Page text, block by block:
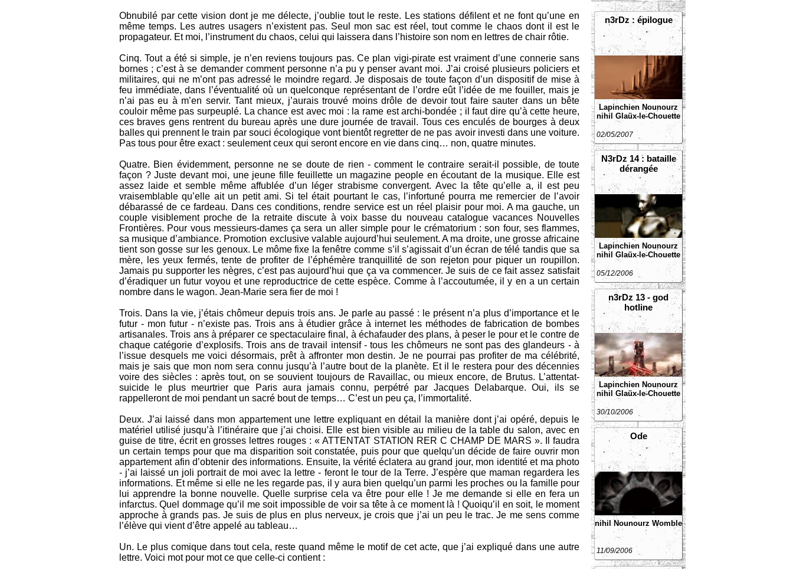
n3rDz : épilogue
Lapinchien Nounourz
nihil Glaüx-le-Chouette
02/05/2007
N3rDz 14 : bataille
dérangée
Lapinchien Nounourz
nihil Glaüx-le-Chouette
05/12/2006
n3rDz 13 - god
hotline
Lapinchien Nounourz
nihil Glaüx-le-Chouette
30/10/2006
Ode
nihil Nounourz Womble
11/09/2006
Obnubilé par cette vision dont je me délecte, j’oublie tout le reste. Les stations défilent et ne font qu’une en
même temps. Les autres usagers n’existent pas. Seul mon sac est réel, tout comme le chaos dont il est le
propagateur. Et moi, l’instrument du chaos, celui qui laissera dans l’histoire son nom en lettres de chair rôtie.
Cinq. Tout a été si simple, je n’en reviens toujours pas. Ce plan vigi-pirate est vraiment d’une connerie sans
bornes ; c’est à se demander comment personne n’a pu y penser avant moi. J’ai croisé plusieurs policiers et
militaires, qui ne m’ont pas adressé le moindre regard. Je disposais de toute façon d’un dispositif de mise à
feu immédiate, dans l’éventualité où un quelconque représentant de l’ordre eût l’idée de me fouiller, mais je
n’ai pas eu à m’en servir. Tant mieux, j’aurais trouvé moins drôle de devoir tout faire sauter dans un bête
couloir même pas surpeuplé. La chance est avec moi : la rame est archi-bondée ; il faut dire qu’à cette heure,
ces braves gens rentrent du bureau après une dure journée de travail. Tous ces enculés de bourges à deux
balles qui prennent le train par souci écologique vont bientôt regretter de ne pas avoir investi dans une voiture.
Pas tous pour être exact : seulement ceux qui seront encore en vie dans cinq… non, quatre minutes.
Quatre. Bien évidemment, personne ne se doute de rien - comment le contraire serait-il possible, de toute
façon ? Juste devant moi, une jeune fille feuillette un magazine people en écoutant de la musique. Elle est
assez laide et semble même affublée d’un léger strabisme convergent. Avec la tête qu’elle a, il est peu
vraisemblable qu’elle ait un petit ami. Si tel était pourtant le cas, l’infortuné pourra me remercier de l’avoir
débarassé de ce fardeau. Dans ces conditions, rendre service est un réel plaisir pour moi. A ma gauche, un
couple visiblement proche de la retraite discute à voix basse du nouveau catalogue vacances Nouvelles
Frontières. Pour vous messieurs-dames ça sera un aller simple pour le crématorium : son four, ses flammes,
sa musique d’ambiance. Promotion exclusive valable aujourd’hui seulement. A ma droite, une grosse africaine
tient son gosse sur les genoux. Le môme fixe la fenêtre comme s’il s’agissait d’un écran de télé tandis que sa
mère, les yeux fermés, tente de profiter de l’éphémère tranquillité de son rejeton pour piquer un roupillon.
Jamais pu supporter les nègres, c’est pas aujourd’hui que ça va commencer. Je suis de ce fait assez satisfait
d’éradiquer un futur voyou et une reproductrice de cette espèce. Comme à l’accoutumée, il y en a un certain
nombre dans le wagon. Jean-Marie sera fier de moi !
Trois. Dans la vie, j’étais chômeur depuis trois ans. Je parle au passé : le présent n’a plus d’importance et le
futur - mon futur - n’existe pas. Trois ans à étudier grâce à internet les méthodes de fabrication de bombes
artisanales. Trois ans à préparer ce spectaculaire final, à échafauder des plans, à peser le pour et le contre de
chaque catégorie d’explosifs. Trois ans de travail intensif - tous les chômeurs ne sont pas des glandeurs - à
l’issue desquels me voici désormais, prêt à affronter mon destin. Je ne pourrai pas profiter de ma célébrité,
mais je sais que mon nom sera connu jusqu’à l’autre bout de la planète. Et il le restera pour des décennies
voire des siècles : après tout, on se souvient toujours de Ravaillac, ou mieux encore, de Brutus. L’attentat-
suicide le plus meurtrier que Paris aura jamais connu, perpétré par Jacques Delabarque. Oui, ils se
rappelleront de moi pendant un sacré bout de temps… C’est un peu ça, l’immortalité.
Deux. J’ai laissé dans mon appartement une lettre expliquant en détail la manière dont j’ai opéré, depuis le
matériel utilisé jusqu’à l’itinéraire que j’ai choisi. Elle est bien visible au milieu de la table du salon, avec en
guise de titre, écrit en grosses lettres rouges : « ATTENTAT STATION RER C CHAMP DE MARS ». Il faudra
un certain temps pour que ma disparition soit constatée, puis pour que quelqu’un décide de faire ouvrir mon
appartement afin d’obtenir des informations. Ensuite, la vérité éclatera au grand jour, mon identité et ma photo
- j’ai laissé un joli portrait de moi avec la lettre - feront le tour de la Terre. J’espère que maman regardera les
informations. Et même si elle ne les regarde pas, il y aura bien quelqu’un parmi les proches ou la famille pour
lui apprendre la bonne nouvelle. Quelle surprise cela va être pour elle ! Je me demande si elle en fera un
infarctus. Quel dommage qu’il me soit impossible de voir sa tête à ce moment là ! Quoiqu’il en soit, le moment
approche à grands pas. Je suis de plus en plus nerveux, je crois que j’ai un peu le trac. Je me sens comme
l’élève qui vient d’être appelé au tableau…
Un. Le plus comique dans tout cela, reste quand même le motif de cet acte, que j’ai expliqué dans une autre
lettre. Voici mot pour mot ce que celle-ci contient :